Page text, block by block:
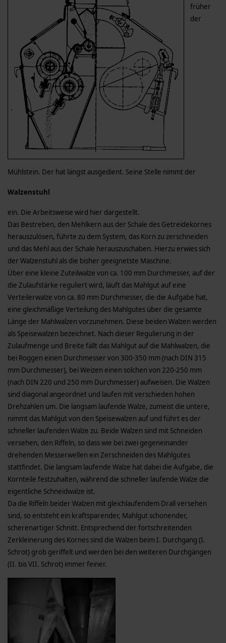
früher
der
Mühlstein. Der hat längst ausgedient. Seine Stelle nimmt der
Walzenstuhl
ein. Die Arbeitsweise wird hier dargestellt.
Das Bestreben, den Mehlkern aus der Schale des Getreidekornes
herauszulösen, führte zu dem System, das Korn zu zerschneiden
und das Mehl aus der Schale herauszuschaben. Hierzu erwies sich
der Walzenstuhl als die bisher geeignetste Maschine.
Über eine kleine Zuteilwalze von ca. 100 mm Durchmesser, auf der
die Zulaufstärke reguliert wird, läuft das Mahlgut auf eine
Verteilerwalze von ca. 80 mm Durchmesser, die die Aufgabe hat,
eine gleichmäßige Verteilung des Mahlgutes über die gesamte
Länge der Mahlwalzen vorzunehmen. Diese beiden Walzen werden
als Speisewalzen bezeichnet. Nach dieser Regulierung in der
Zulaufmenge und Breite fällt das Mahlgut auf die Mahlwalzen, die
bei Roggen einen Durchmesser von 300-350 mm (nach DIN 315
mm Durchmesser), bei Weizen einen solchen von 220-250 mm
(nach DIN 220 und 250 mm Durchmesser) aufweisen. Die Walzen
sind diagonal angeordnet und laufen mit verschieden hohen
Drehzahlen um. Die langsam laufende Walze, zumeist die untere,
nimmt das Mahlgut von den Speisewalzen auf und führt es der
schneller laufenden Walze zu. Beide Walzen sind mit Schneiden
versehen, den Riffeln, so dass wie bei zwei gegeneinander
drehenden Messerwellen ein Zerschneiden des Mahlgutes
stattfindet. Die langsam laufende Walze hat dabei die Aufgabe, die
Kornteile festzuhalten, wäh­rend die schneller laufende Walze die
eigentliche Schneidwalze ist.
Da die Riffeln beider Walzen mit gleichlaufendem Drall versehen
sind, so entsteht ein kraftsparender, Mahlgut schonender,
scherenartiger Schnitt. Entsprechend der fortschreitenden
Zerkleinerung des Kornes sind die Walzen beim I. Durchgang (I.
Schrot) grob geriffelt und werden bei den weiteren Durchgängen
(II. bis VII. Schrot) immer feiner.